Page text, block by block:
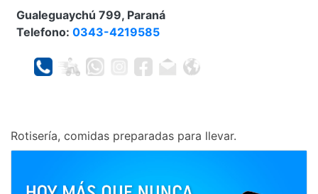
Gualeguaychú 799, Paraná
Telefono: 0343-4219585
Rotisería, comidas preparadas para llevar.